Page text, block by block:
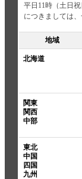
平日11時（土日
につきましては
地域
北海道
関東
関西
中部
東北
中国
四国
九州